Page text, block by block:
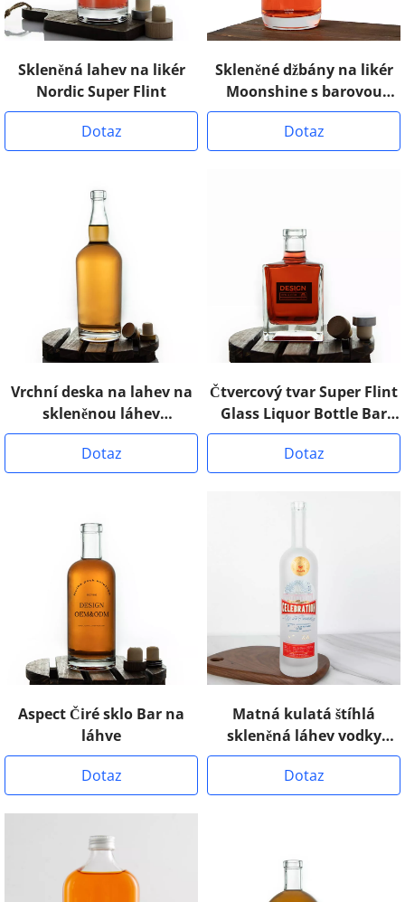
Skleněná lahev na likér
Nordic Super Flint
Dotaz
Skleněné džbány na likér
Moonshine s barovou
deskou
Dotaz
Vrchní deska na lahev na
skleněnou láhev
Tennessee
Dotaz
Čtvercový tvar Super Flint
Glass Liquor Bottle Bar
Top Cork
Dotaz
Aspect Čiré sklo Bar na
láhve
Dotaz
Matná kulatá štíhlá
skleněná láhev vodky
Arizona
Dotaz